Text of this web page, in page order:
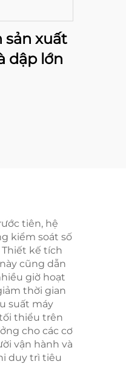
sản xuất
dập lớn
tiên, hệ
kiểm soát số
kế tích
cũng dẫn
giờ hoạt
thời gian
suất máy
thiểu trên
cho các cơ
vận hành và
duy trì tiêu